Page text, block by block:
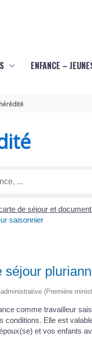
ENFANCE –
de séjour et
saisonnier
séjour
(Première
comme travailleur
conditions. Elle est
et vos enfants